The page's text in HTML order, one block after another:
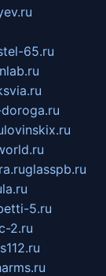
65.ru
lovinskix.ru
glasspb.ru
5.ru
2.ru